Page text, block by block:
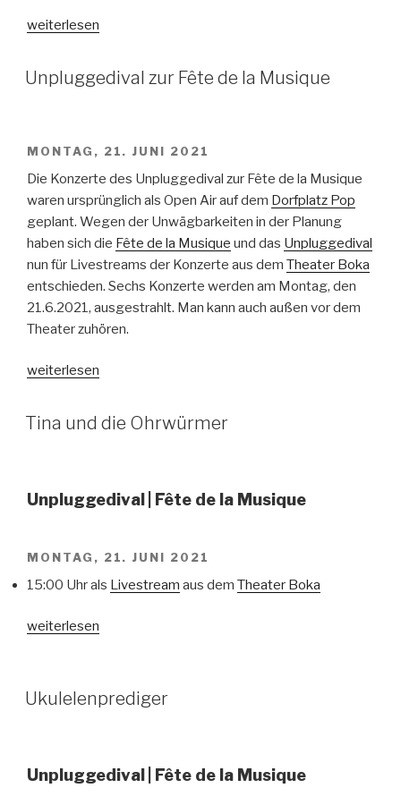
„e.no“
weiterlesen
VERÖFFENTLICHT
AM
Unpluggedival zur Fête de la Musique
MONTAG, 21. JUNI 2021
Die Konzerte des Unpluggedival zur Fête de la Musique
waren ursprünglich als Open Air auf dem Dorfplatz Pop
geplant. Wegen der Unwägbarkeiten in der Planung
haben sich die Fête de la Musique und das Unpluggedival
nun für Livestreams der Konzerte aus dem Theater Boka
entschieden. Sechs Konzerte werden am Montag, den
21.6.2021, ausgestrahlt. Man kann auch außen vor dem
Theater zuhören.
„Unpluggedival
Fête
de
weiterlesen
VERÖFFENTLICHT
AM
Tina und die Ohrwürmer
Unpluggedival | Fête de la Musique
MONTAG, 21. JUNI 2021
15:00 Uhr als Livestream aus dem Theater Boka
„Tina
Ohrwürmer“
weiterlesen
VERÖFFENTLICHT
AM
Ukulelenprediger
Unpluggedival | Fête de la Musique